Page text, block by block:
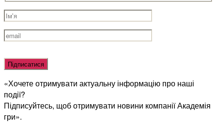
Оставьте
это
пустым.
«Хочете отримувати актуальну інформацію про наші
події?
Підписуйтесь, щоб отримувати новини компанії Академія
гри».